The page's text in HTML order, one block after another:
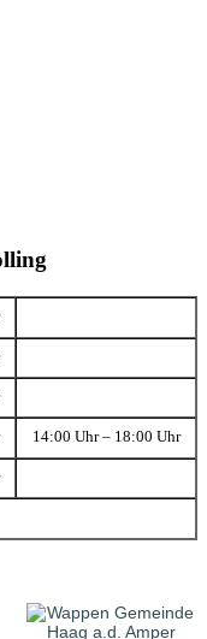
14:00 Uhr – 18:00 Uhr